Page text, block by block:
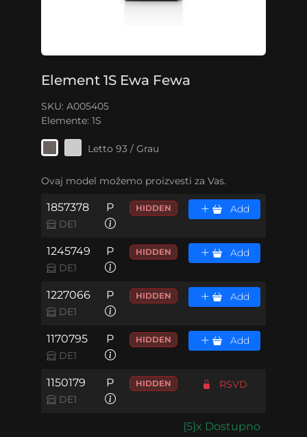
Element 1S Ewa Fewa
SKU: A005405
Elemente: 1S
Letto 93 / Grau
Ovaj model možemo proizvesti za Vas.
1857378
DE1
P HIDDEN Add
1245749
DE1
P HIDDEN Add
1227066
DE1
P HIDDEN Add
1170795
DE1
P HIDDEN Add
1150179
DE1
P HIDDEN RSVD
{5}x Dostupno